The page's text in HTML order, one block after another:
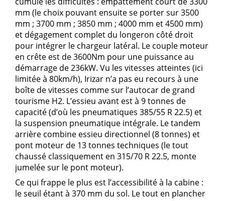
mm (le choix pouvant ensuite se porter sur 3500
mm ; 3700 mm ; 3850 mm ; 4000 mm et 4500 mm)
et dégagement complet du longeron côté droit
pour intégrer le chargeur latéral. Le couple moteur
en crête est de 3600Nm pour une puissance au
démarrage de 236kW. Vu les vitesses atteintes (ici
limitée à 80km/h), Irizar n’a pas eu recours à une
boîte de vitesses comme sur l’autocar de grand
tourisme H2. L’essieu avant est à 9 tonnes de
capacité (d’où les pneumatiques 385/55 R 22.5) et
la suspension pneumatique intégrale. Le tandem
arrière combine essieu directionnel (8 tonnes) et
pont moteur de 13 tonnes techniques (le tout
chaussé classiquement en 315/70 R 22.5, monte
jumelée sur le pont moteur).
Ce qui frappe le plus est l’accessibilité à la cabine :
le seuil étant à 370 mm du sol. Le tout en plancher